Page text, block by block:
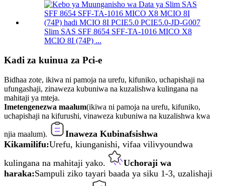
Slim SAS SFF 8654 SFF-TA-1016 MICO X8
MCIO 8I (74P) ...
Kadi za kuinua za Pci-e
Bidhaa zote, ikiwa ni pamoja na urefu, kifuniko, uchapishaji na
ufungashaji, zinaweza kubuniwa na kuzalishwa kulingana na
mahitaji ya mteja.
Imetengenezwa maalum(ikiwa ni pamoja na urefu, kifuniko,
uchapishaji na kifurushi, vinaweza kubuniwa na kuzalishwa kwa
njia maalum).
Inaweza Kubinafsishwa
Kikamilifu:Urefu, kiunganishi, vifaa vilivyoundwa
kulingana na mahitaji yako.
Uchoraji wa
haraka:Sampuli ziko tayari baada ya siku 1-3, uzalishaji